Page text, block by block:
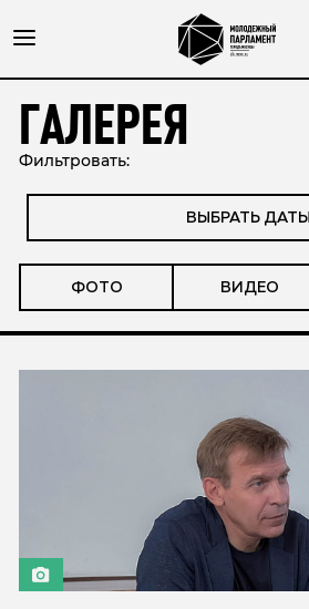
ГАЛЕРЕЯ
Фильтровать:
ВЫБРАТЬ ДАТЫ
ФОТО ВИДЕО